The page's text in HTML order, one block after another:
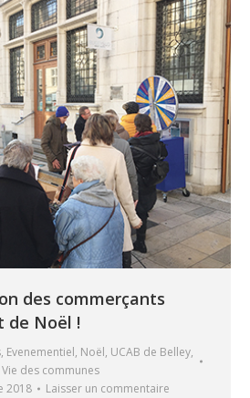
des commerçants
de Noël !
, Evenementiel, Noël, UCAB de Belley,
Vie des communes
2018 Laisser un commentaire